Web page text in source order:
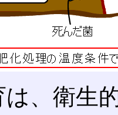
、衛生